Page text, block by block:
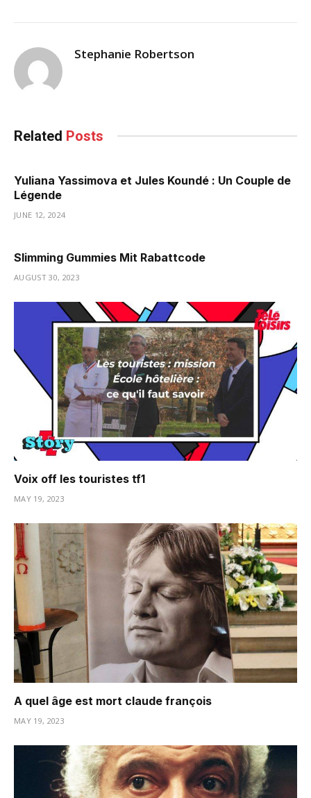
Stephanie Robertson
Related Posts
Yuliana Yassimova et Jules Koundé : Un Couple de
Légende
JUNE 12, 2024
Slimming Gummies Mit Rabattcode
AUGUST 30, 2023
Voix off les touristes tf1
MAY 19, 2023
A quel âge est mort claude françois
MAY 19, 2023